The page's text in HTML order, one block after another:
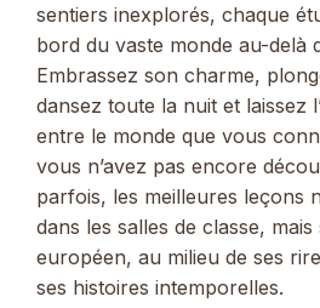
sentiers inexplorés, chaque
bord du vaste monde au-delà
Embrassez son charme,
dansez toute la nuit et laissez
entre le monde que vous
vous n’avez pas encore
parfois, les meilleures leçons
dans les salles de classe,
européen, au milieu de ses
ses histoires intemporelles.